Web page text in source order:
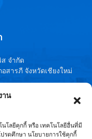
าน
โลยีคุกกี้ หรือ เทคโนโลยีอื่นที่มี
รดศึกษา นโยบายการใช้คุกกี้
จำกัด
สารภี จังหวัดเชียงใหม่
8544167, 053-